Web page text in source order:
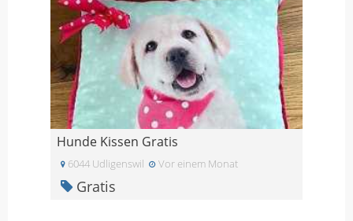
Hunde Kissen Gratis
6044 Udligenswil Vor einem Monat
Gratis